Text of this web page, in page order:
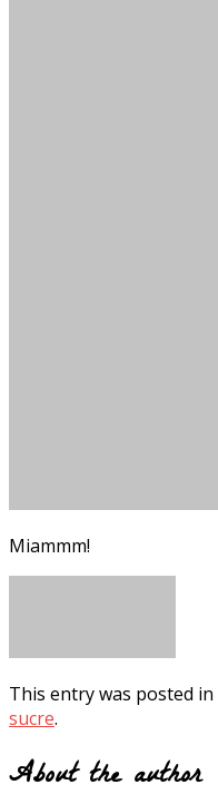
Miammm!
This entry was posted in
sucre.
About the author